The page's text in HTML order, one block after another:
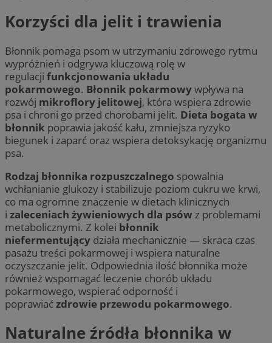
Korzyści dla jelit i trawienia
Błonnik pomaga psom w utrzymaniu zdrowego rytmu
wypróżnień i odgrywa kluczową rolę w
regulacji funkcjonowania układu
pokarmowego. Błonnik pokarmowywpływa na
rozwój mikroflory jelitowej, która wspiera zdrowie
psa i chroni go przed chorobami jelit. Dieta bogata w
błonnik poprawia jakość kału, zmniejsza ryzyko
biegunek i zaparć oraz wspiera detoksykację organizmu
psa.
Rodzaj błonnika rozpuszczalnego spowalnia
wchłanianie glukozy i stabilizuje poziom cukru we krwi,
co ma ogromne znaczenie w dietach klinicznych
i zaleceniach żywieniowych dla psów z problemami
metabolicznymi. Z kolei błonnik
niefermentujący działa mechanicznie — skraca czas
pasażu treści pokarmowej i wspiera naturalne
oczyszczanie jelit. Odpowiednia ilość błonnika może
również wspomagać leczenie chorób układu
pokarmowego, wspierać odporność i
poprawiaćzdrowie przewodu pokarmowego.
Naturalne źródła błonnika w